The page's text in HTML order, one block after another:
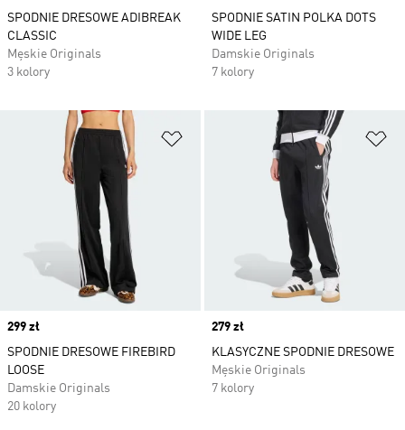
SPODNIE DRESOWE ADIBREAK
CLASSIC
Męskie Originals
3 kolory
SPODNIE SATIN POLKA DOTS
WIDE LEG
Damskie Originals
7 kolory
Dodaj do listy życzeń
Price
299 zł
SPODNIE DRESOWE FIREBIRD
LOOSE
Damskie Originals
20 kolory
Price
279 zł
KLASYCZNE SPODNIE DRESOWE
Męskie Originals
7 kolory